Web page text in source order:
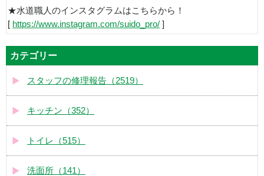
★水道職人のインスタグラムはこちらから！
[ https://www.instagram.com/suido_pro/ ]
カテゴリー
スタッフの修理報告（2519）
キッチン（352）
トイレ（515）
洗面所（141）